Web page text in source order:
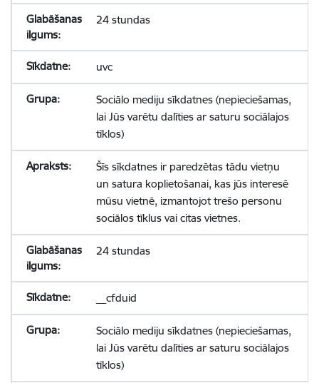
24 stundas
uvc
Sociālo mediju sīkdatnes (nepieciešamas,
lai Jūs varētu dalīties ar saturu sociālajos
tīklos)
Šīs sīkdatnes ir paredzētas tādu vietņu
un satura koplietošanai, kas jūs interesē
mūsu vietnē, izmantojot trešo personu
sociālos tīklus vai citas vietnes.
24 stundas
__cfduid
Sociālo mediju sīkdatnes (nepieciešamas,
lai Jūs varētu dalīties ar saturu sociālajos
tīklos)